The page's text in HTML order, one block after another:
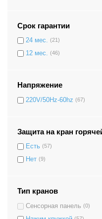
Срок гарантии
24 мес. (21)
12 мес. (46)
Напряжение
220V/50Hz-60hz (67)
Защита на кран
Есть (57)
Нет (9)
Тип кранов
Сенсорная панель (0)